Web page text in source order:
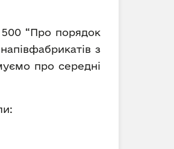
500 “Про порядок
з
про середні